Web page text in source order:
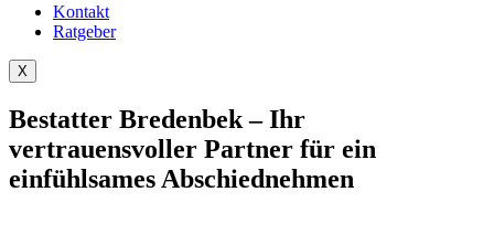
Kontakt
Ratgeber
X
Bestatter Bredenbek – Ihr
vertrauensvoller Partner für ein
einfühlsames Abschiednehmen